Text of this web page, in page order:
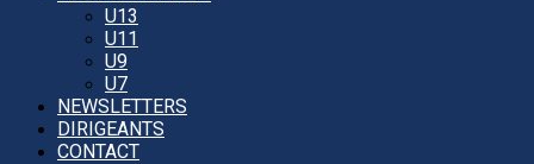
U13
U11
U9
U7
NEWSLETTERS
DIRIGEANTS
CONTACT